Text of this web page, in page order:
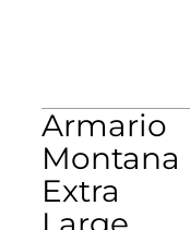
Armario
Montana
Extra